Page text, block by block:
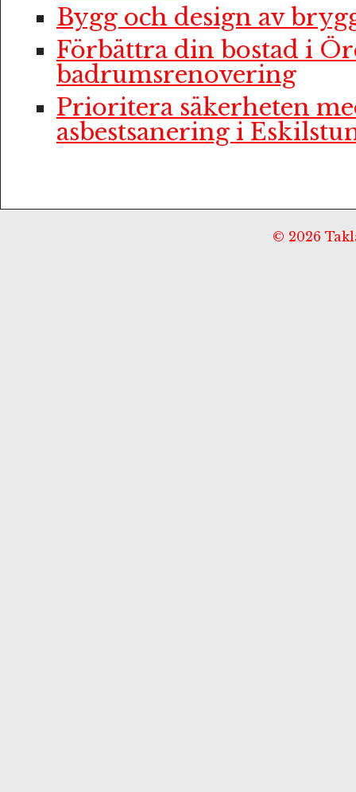
Bygg och design av
Förbättra din bostad i
badrumsrenovering
Prioritera säkerheten
asbestsanering i
© 2026